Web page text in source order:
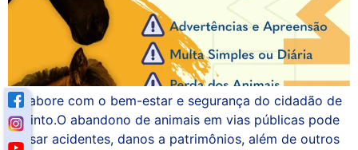
Colabore com o bem-estar e segurança do cidadão de
Corinto.O abandono de animais em vias públicas pode
causar acidentes, danos a patrimônios, além de outros